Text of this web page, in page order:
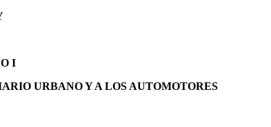
I
URBANO Y A LOS AUTOMOTORES